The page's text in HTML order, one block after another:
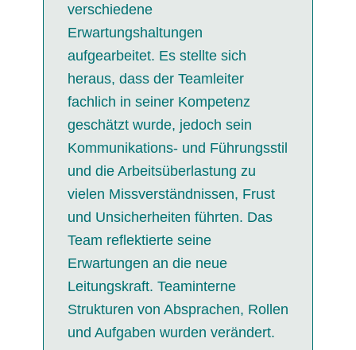
verschiedene
Erwartungshaltungen
aufgearbeitet. Es stellte sich
heraus, dass der Teamleiter
fachlich in seiner Kompetenz
geschätzt wurde, jedoch sein
Kommunikations- und Führungsstil
und die Arbeitsüberlastung zu
vielen Missverständnissen, Frust
und Unsicherheiten führten. Das
Team reflektierte seine
Erwartungen an die neue
Leitungskraft. Teaminterne
Strukturen von Absprachen, Rollen
und Aufgaben wurden verändert.